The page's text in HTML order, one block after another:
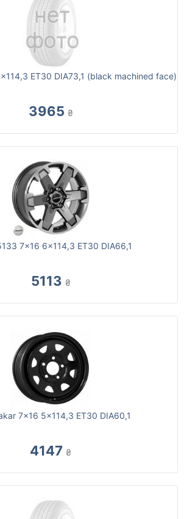
ET30 DIA73,1 (black machined face)
3965 ₴
7x16 6x114,3 ET30 DIA66,1
5113 ₴
7x16 5x114,3 ET30 DIA60,1
4147 ₴